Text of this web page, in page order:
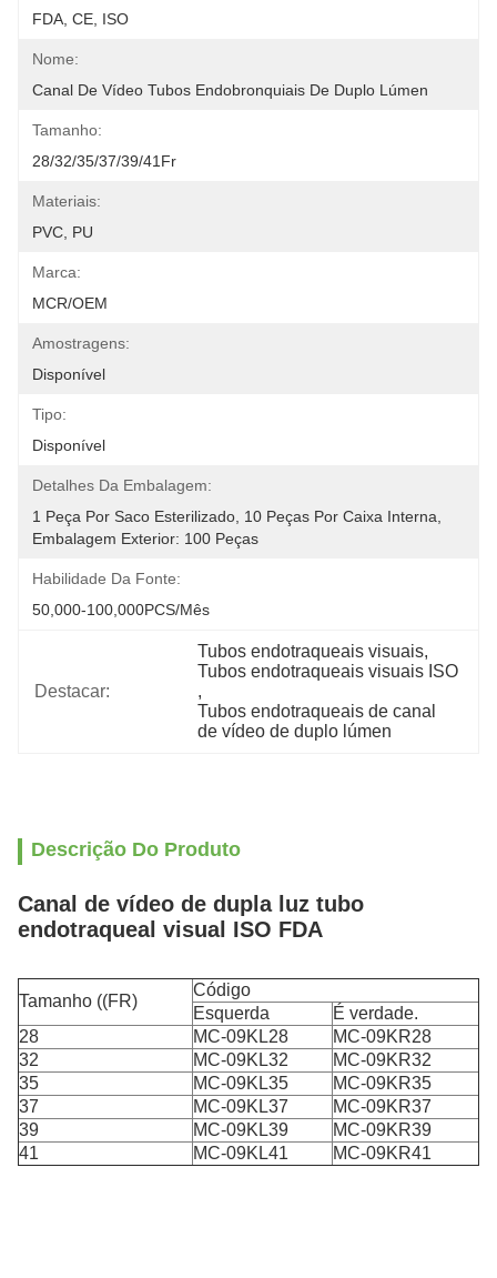
FDA, CE, ISO
Nome:
Canal De Vídeo Tubos Endobronquiais De Duplo Lúmen
Tamanho:
28/32/35/37/39/41Fr
Materiais:
PVC, PU
Marca:
MCR/OEM
Amostragens:
Disponível
Tipo:
Disponível
Detalhes Da Embalagem:
1 Peça Por Saco Esterilizado, 10 Peças Por Caixa Interna,
Embalagem Exterior: 100 Peças
Habilidade Da Fonte:
50,000-100,000PCS/Mês
Destacar:
Tubos endotraqueais visuais,
Tubos endotraqueais visuais ISO
,
Tubos endotraqueais de canal
de vídeo de duplo lúmen
Descrição Do Produto
Canal de vídeo de dupla luz tubo
endotraqueal visual ISO FDA
Tamanho ((FR)
Código
Esquerda
É verdade.
28
MC-09KL28
MC-09KR28
32
MC-09KL32
MC-09KR32
35
MC-09KL35
MC-09KR35
37
MC-09KL37
MC-09KR37
39
MC-09KL39
MC-09KR39
41
MC-09KL41 MC-09KR41